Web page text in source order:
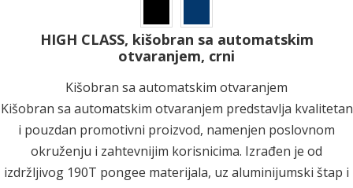
HIGH CLASS, kišobran sa automatskim
otvaranjem, crni
Kišobran sa automatskim otvaranjem
Kišobran sa automatskim otvaranjem predstavlja kvalitetan
i pouzdan promotivni proizvod, namenjen poslovnom
okruženju i zahtevnijim korisnicima. Izrađen je od
izdržljivog 190T pongee materijala, uz aluminijumski štap i